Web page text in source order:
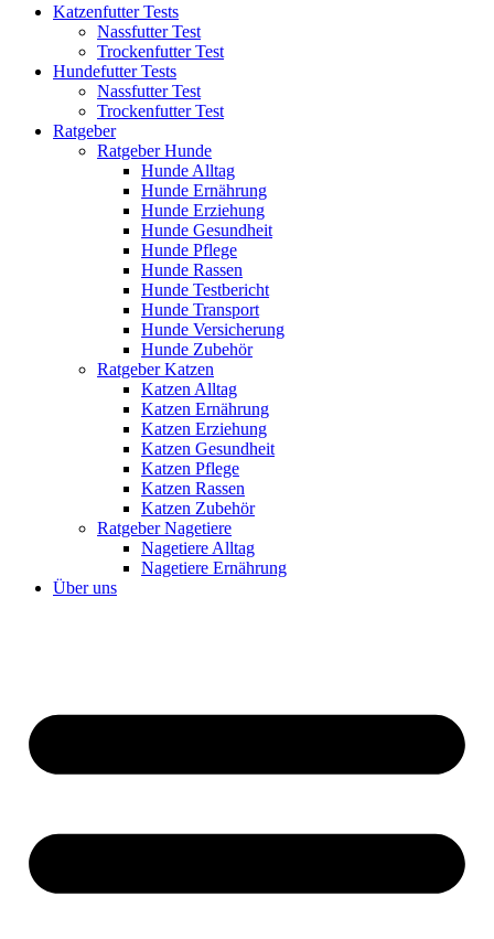
Katzenfutter Tests
Nassfutter Test
Trockenfutter Test
Hundefutter Tests
Nassfutter Test
Trockenfutter Test
Ratgeber
Ratgeber Hunde
Hunde Alltag
Hunde Ernährung
Hunde Erziehung
Hunde Gesundheit
Hunde Pflege
Hunde Rassen
Hunde Testbericht
Hunde Transport
Hunde Versicherung
Hunde Zubehör
Ratgeber Katzen
Katzen Alltag
Katzen Ernährung
Katzen Erziehung
Katzen Gesundheit
Katzen Pflege
Katzen Rassen
Katzen Zubehör
Ratgeber Nagetiere
Nagetiere Alltag
Nagetiere Ernährung
Über uns